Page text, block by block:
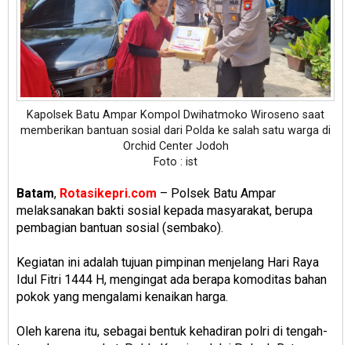
Kapolsek Batu Ampar Kompol Dwihatmoko Wiroseno saat
memberikan bantuan sosial dari Polda ke salah satu warga di
Orchid Center Jodoh
Foto : ist
Batam, Rotasikepri.com – Polsek Batu Ampar
melaksanakan bakti sosial kepada masyarakat, berupa
pembagian bantuan sosial (sembako).
Kegiatan ini adalah tujuan pimpinan menjelang Hari Raya
Idul Fitri 1444 H, mengingat ada berapa komoditas bahan
pokok yang mengalami kenaikan harga.
Oleh karena itu, sebagai bentuk kehadiran polri di tengah-